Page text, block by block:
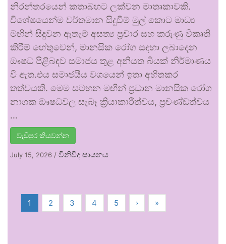
නිරන්තරයෙන් කතාබහට ලක්වන මාතෘකාවකි.
විශේෂයෙන්ම වර්තමාන සිදුවීම් මුල් කොට මාධ්‍ය
මඟින් සිදුවන ඇතැම් අසත්‍ය ප්‍රචාර සහ කරුණු විකෘති
කිරීම් හේතුවෙන්, මානසික රෝග සඳහා ලබාදෙන
ඖෂධ පිළිබඳව සමාජය තුළ අනියත බියක් නිර්මාණය
වී ඇත.එය සමාජයීය වශයෙන් ඉතා අහිතකර
තත්වයකි. මෙම සටහන මඟින් ප්‍රධාන මානසික රෝග
නාශක ඖෂධවල සැබෑ ක්‍රියාකාරීත්වය, ප්‍රචණ්ඩත්වය
…
වැඩිපුර කියවන්න
July 15, 2026 / විනිවිද සායනය
1 2 3 4 5 › »